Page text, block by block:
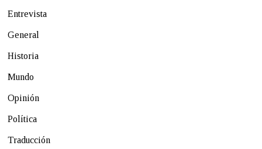
Entrevista
General
Historia
Mundo
Opinión
Política
Traducción